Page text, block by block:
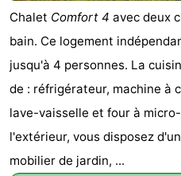
Rockanje
Météo
Chalet Comfort 4 avec deux
bain. Ce logement
jusqu'à 4 personnes. La
de : réfrigérateur, machine à
lave-vaisselle et four à
l'extérieur, vous disposez
mobilier de jardin, ...